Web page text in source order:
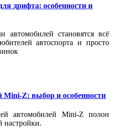
дрифта: особенности и
автомобилей становятся всё
автоспорта и просто
Mini-Z: выбор и особенности
автомобилей Mini-Z полон
настройки.